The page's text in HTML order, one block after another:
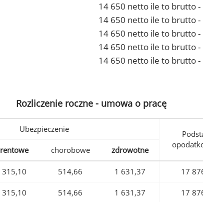
14 650 netto ile to brutto
14 650 netto ile to brutto -
14 650 netto ile to brutto
14 650 netto ile to brutto
14 650 netto ile to brutto
Rozliczenie roczne - umowa o pracę
Ubezpieczenie
rentowe chorobowe zdrowotne
315,10 514,66 1 631,37 17
315,10 514,66 1 631,37 17